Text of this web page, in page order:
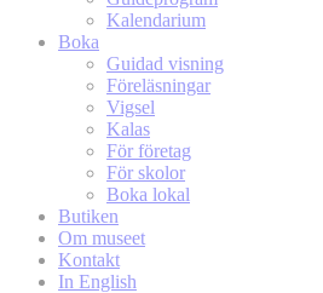
Kalendarium
Boka
Guidad visning
Föreläsningar
Vigsel
Kalas
För företag
För skolor
Boka lokal
Butiken
Om museet
Kontakt
In English